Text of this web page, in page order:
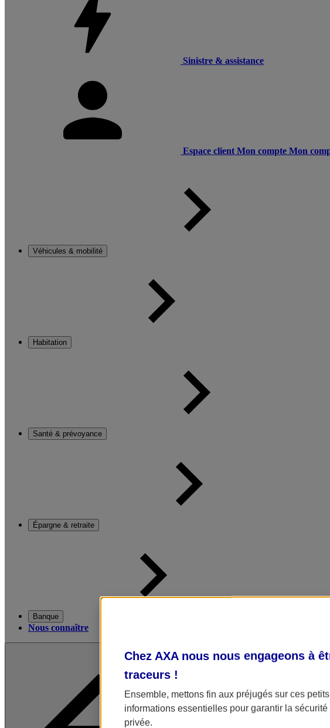
Sinistre & assistance
Espace client Mon compte Mon
Véhicules & mobilité
Habitation
Santé & prévoyance
Épargne & retraite
Banque
Nous connaître
Chez AXA nous nous engageons à
traceurs !
Ensemble, mettons fin aux préjugés sur ces
informations essentielles pour garantir la
privée.